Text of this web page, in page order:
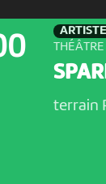
THÉÂTRE
terrain